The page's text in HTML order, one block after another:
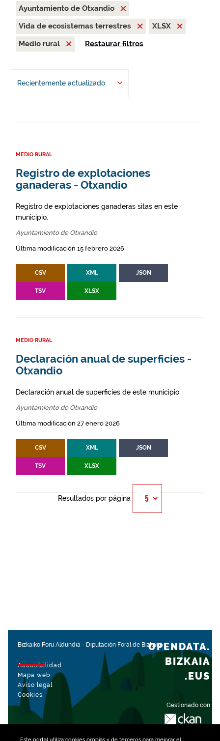
Ayuntamiento de Otxandio
Vida de ecosistemas terrestres
XLSX
Medio rural
Restaurar filtros
Recientemente actualizado
MEDIO RURAL
Registro de explotaciones
ganaderas - Otxandio
Registro de explotaciones ganaderas sitas en este
municipio.
Ayuntamiento de Otxandio
Última modificación 15 febrero 2026
CSV XML JSON
TSV XLSX
MEDIO RURAL
Declaración anual de superficies -
Otxandio
Declaración anual de superficies de este municipio.
Ayuntamiento de Otxandio
Última modificación 27 enero 2026
CSV XML JSON
TSV XLSX
Resultados por página
Bizkaiko Foru Aldundia - Diputación Foral de Bizkaia
Accesibilidad
Mapa web
Aviso legal
Cookies
Gestionado con
OPENDATA.
BIZKAIA
.EUS